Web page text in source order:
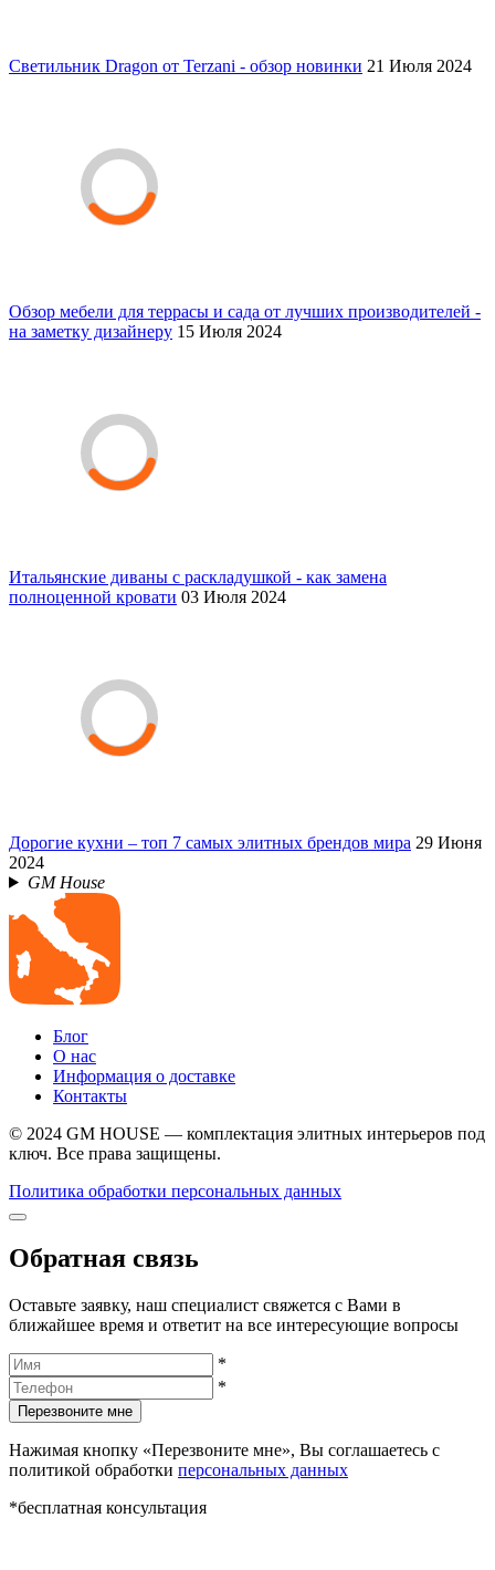
Светильник Dragon от Terzani - обзор новинки 21 Июля 2024
Обзор мебели для террасы и сада от лучших производителей -
на заметку дизайнеру 15 Июля 2024
Итальянские диваны с раскладушкой - как замена
полноценной кровати 03 Июля 2024
Дорогие кухни – топ 7 самых элитных брендов мира 29 Июня
2024
GM House
Блог
О нас
Информация о доставке
Контакты
© 2024 GM HOUSE — комплектация элитных интерьеров под
ключ. Все права защищены.
Политика обработки персональных данных
Обратная связь
Оставьте заявку, наш специалист свяжется с Вами в
ближайшее время и ответит на все интересующие вопросы
*
*
Перезвоните мне
Нажимая кнопку «Перезвоните мне», Вы соглашаетесь с
политикой обработки персональных данных
*бесплатная консультация